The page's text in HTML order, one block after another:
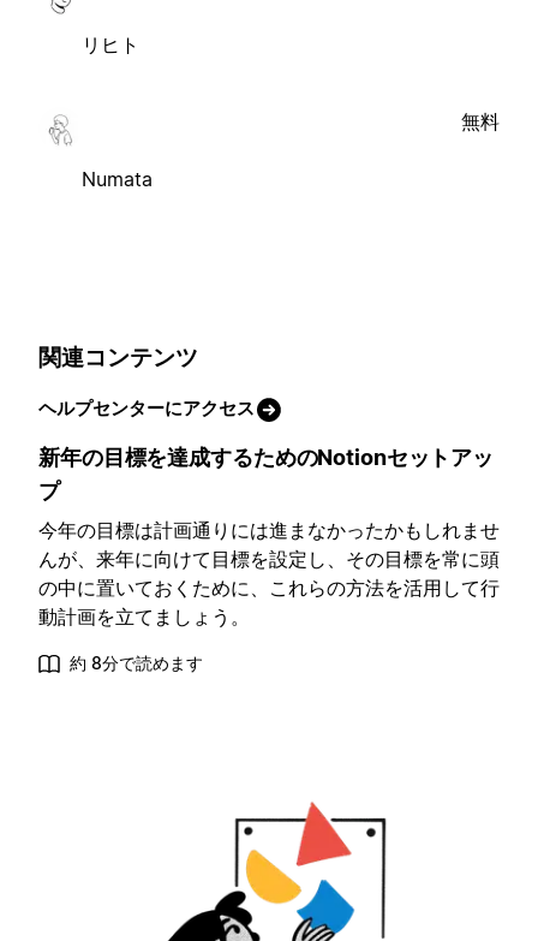
リヒト
Numata
無料
関連コンテンツ
ヘルプセンターにアクセス
新年の目標を達成するためのNotionセットアッ
プ
今年の目標は計画通りには進まなかったかもしれませ
んが、来年に向けて目標を設定し、その目標を常に頭
の中に置いておくために、これらの方法を活用して行
動計画を立てましょう。
約 8分で読めます